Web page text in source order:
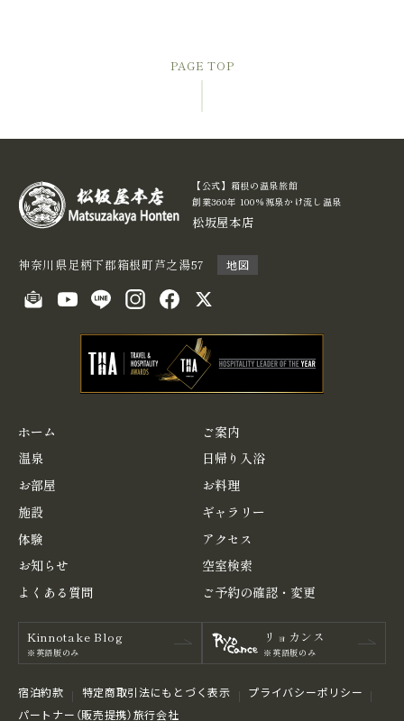
PAGE TOP
【公式】箱根の温泉旅館
創業360年 100%源泉かけ流し温泉
松坂屋本店
神奈川県足柄下郡箱根町芦之湯57 地図
ホーム
ご案内
温泉
日帰り入浴
お部屋
お料理
施設
ギャラリー
体験
アクセス
お知らせ
空室検索
よくある 質問 ご予約の確認・変更
Kinnotake Blog
※英語版のみ
リョカンス
※英語版のみ
宿泊約款 特定商取引法にもとづく表⽰
プライバシーポリシー
パートナー（販売提携）旅行会社